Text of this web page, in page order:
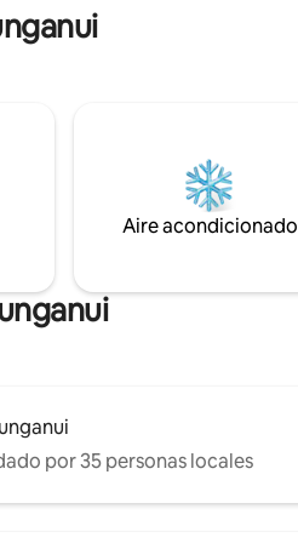
Aire acondicionado
por 35 personas locales